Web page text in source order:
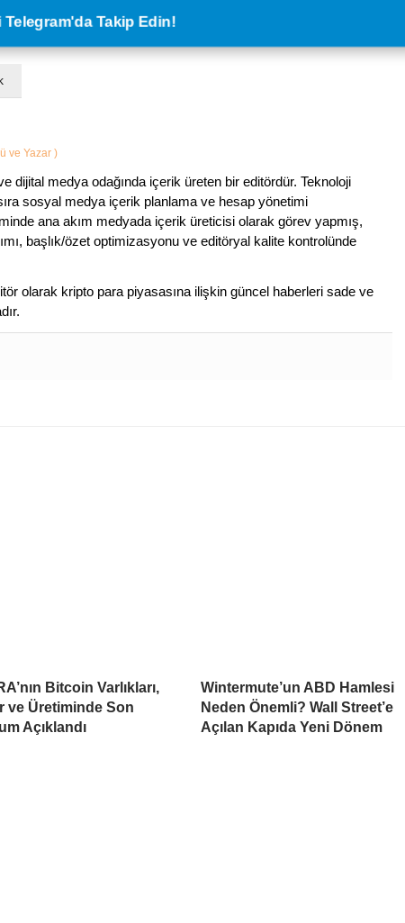
Telegram'da Takip Edin!
ve Yazar )
dijital medya odağında içerik üreten bir editördür. Teknoloji
sosyal medya içerik planlama ve hesap yönetimi
ana akım medyada içerik üreticisi olarak görev yapmış,
başlık/özet optimizasyonu ve editöryal kalite kontrolünde
olarak kripto para piyasasına ilişkin güncel haberleri sade ve
Bitcoin Varlıkları,
ve Üretiminde Son
Açıklandı
Wintermute’un ABD Hamlesi
Neden Önemli? Wall Street’e
Açılan Kapıda Yeni Dönem